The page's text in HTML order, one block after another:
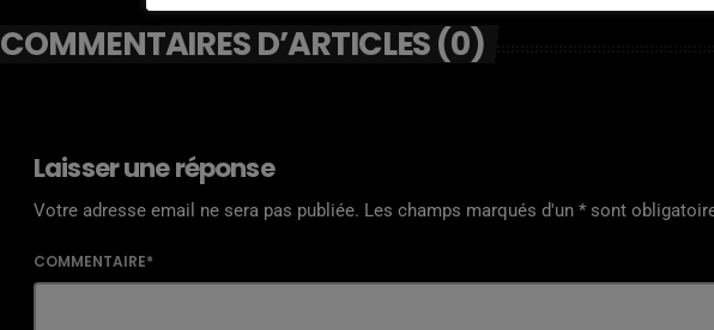
COMMENTAIRES D’ARTICLES (0)
Laisser une réponse
Votre adresse email ne sera pas publiée. Les champs marqués d'un * sont
COMMENTAIRE*